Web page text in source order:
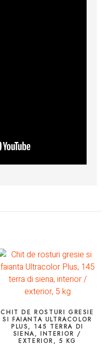
CHIT DE ROSTURI GRESIE
SI FAIANTA ULTRACOLOR
PLUS, 145 TERRA DI
SIENA, INTERIOR /
EXTERIOR, 5 KG